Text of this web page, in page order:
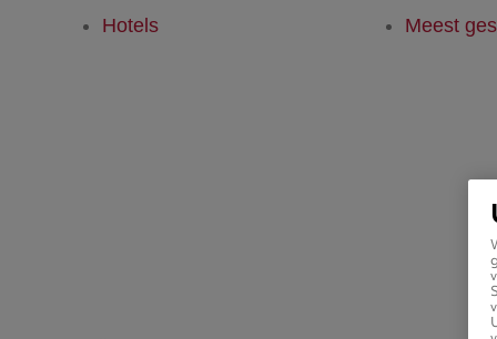
Hotels Meest